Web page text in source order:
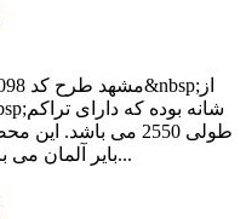
بایر آلمان می باشد. برای آگاهی از موجودی قالیچه و...